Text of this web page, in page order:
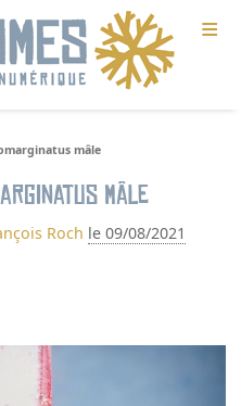
≡
mâle
mâle
Roch le 09/08/2021